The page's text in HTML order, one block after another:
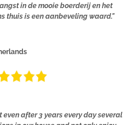
in de mooie boerderij en het
thuis is een aanbeveling waard."
after 3 years every day several